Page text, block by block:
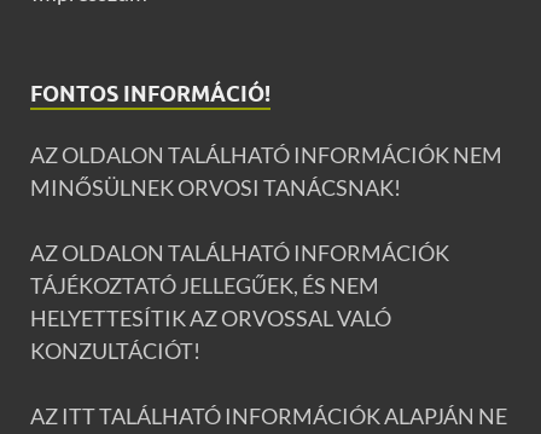
FONTOS INFORMÁCIÓ!
AZ OLDALON TALÁLHATÓ INFORMÁCIÓK NEM
MINŐSÜLNEK ORVOSI TANÁCSNAK!
AZ OLDALON TALÁLHATÓ INFORMÁCIÓK
TÁJÉKOZTATÓ JELLEGŰEK, ÉS NEM
HELYETTESÍTIK AZ ORVOSSAL VALÓ
KONZULTÁCIÓT!
AZ ITT TALÁLHATÓ INFORMÁCIÓK ALAPJÁN NE